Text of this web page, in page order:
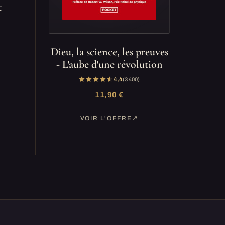
Dieu, la science, les preuves
- L'aube d'une révolution
4,4(3 400)
11,90 €
VOIR L'OFFRE